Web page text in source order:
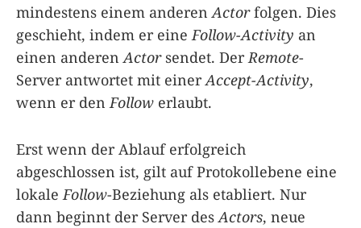
mindestens einem anderen Actorfolgen. Dies
geschieht, indem er eine Follow-Activity an
einen anderen Actorsendet. Der Remote-
Server antwortet mit einerAccept-Activity,
wenn er den Follow erlaubt.
Erst wenn der Ablauf erfolgreich
abgeschlossen ist, gilt auf Protokollebene eine
lokale Follow-Beziehung als etabliert. Nur
dann beginnt der Server des Actors, neue